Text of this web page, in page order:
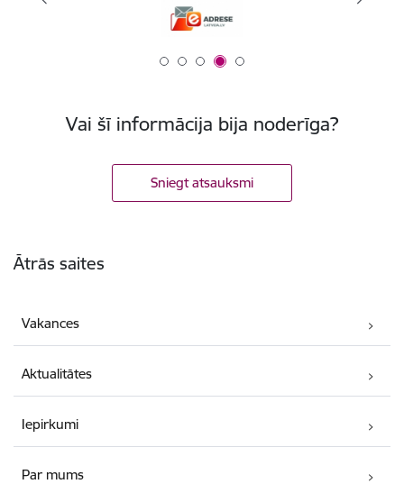
Vai šī informācija bija noderīga?
Sniegt atsauksmi
Ātrās saites
Vakances
Aktualitātes
Iepirkumi
Par mums